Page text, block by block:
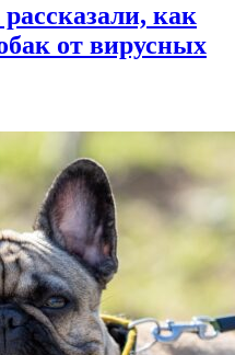
как
от вирусных